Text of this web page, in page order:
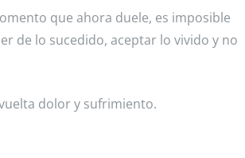
que ahora duele, es imposible
de lo sucedido, aceptar lo vivido y no
dolor y sufrimiento.